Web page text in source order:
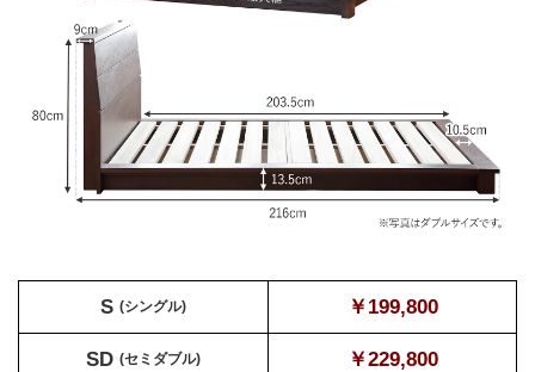
S (シングル) ￥199,800
SD (セミダブル) ￥229,800